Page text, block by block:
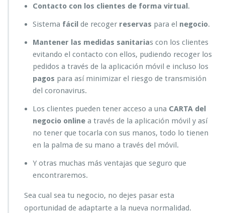
s
e
o
c
i
o
Contacto con los clientes de forma virtual.
Sistema fácil de recoger reservas para el negocio.
Mantener las medidas sanitarias con los clientes
evitando el contacto con ellos, pudiendo recoger los
pedidos a través de la aplicación móvil e incluso los
pagos para así minimizar el riesgo de transmisión
del coronavirus.
Los clientes pueden tener acceso a una CARTA del
negocio online a través de la aplicación móvil y así
no tener que tocarla con sus manos, todo lo tienen
en la palma de su mano a través del móvil.
Y otras muchas más ventajas que seguro que
encontraremos.
Sea cual sea tu negocio, no dejes pasar esta
oportunidad de adaptarte a la nueva normalidad.